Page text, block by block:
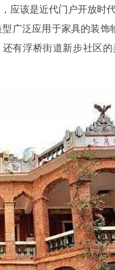
应该是近代门户开放时
广泛应用于家具的装饰
有浮桥街道新步社区